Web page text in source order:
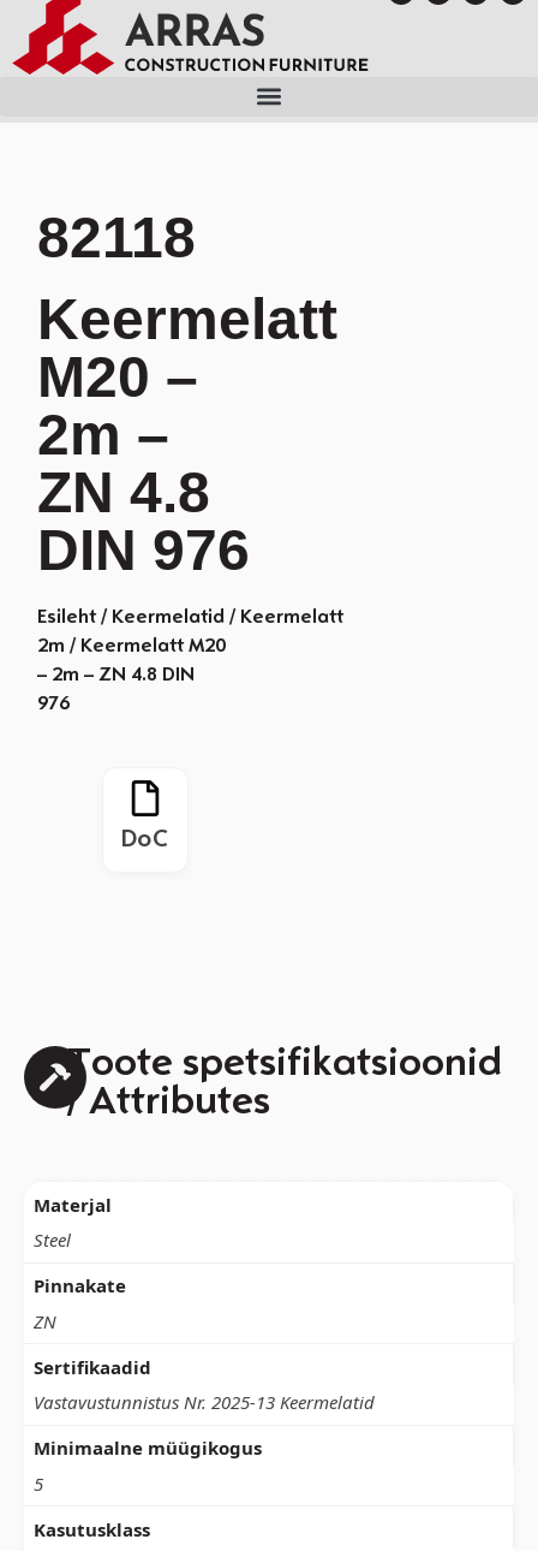
82118
Keermelatt
M20 –
2m –
ZN 4.8
DIN 976
Esileht/ Keermelatid / Keermelatt
2m / Keermelatt M20
– 2m – ZN 4.8 DIN
976
DoC
Toote spetsifikatsioonid
/ Attributes
Materjal
Steel
Pinnakate
ZN
Sertifikaadid
Vastavustunnistus Nr. 2025-13 Keermelatid
Minimaalne müügikogus
5
Kasutusklass